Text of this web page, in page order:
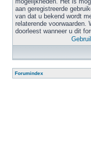
aan geregistreerde
van dat u bekend wordt
relaterende voorwaarden.
doorleest wanneer u dit
Forumindex